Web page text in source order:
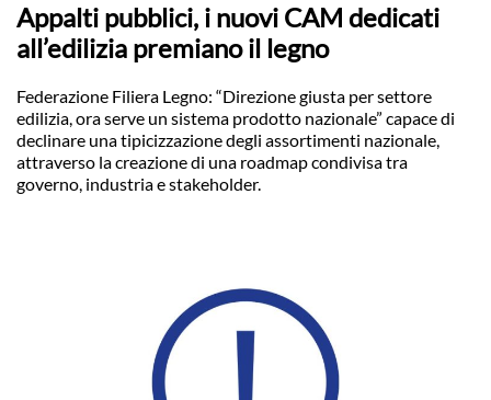
Appalti pubblici, i nuovi CAM dedicati
all’edilizia premiano il legno
Federazione Filiera Legno: “Direzione giusta per settore
edilizia, ora serve un sistema prodotto nazionale” capace di
declinare una tipicizzazione degli assortimenti nazionale,
attraverso la creazione di una roadmap condivisa tra
governo, industria e stakeholder.